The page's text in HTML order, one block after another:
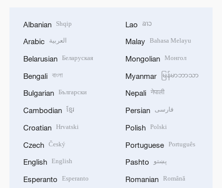
Albanian Shqip
Arabic العربية
Belarusian Беларуская
Bengali বাংলা
Bulgarian Български
Cambodian ខ្មែរ
Croatian Hrvatski
Czech Český
English English
Esperanto Esperanto
Lao ລາວ
Malay Bahasa Melayu
Mongolian Монгол
Myanmar မြန်မာဘာသာ
Nepali नेपाली
Persian فارسی
Polish Polski
Portuguese Português
Pashto پښتو
Romanian Română